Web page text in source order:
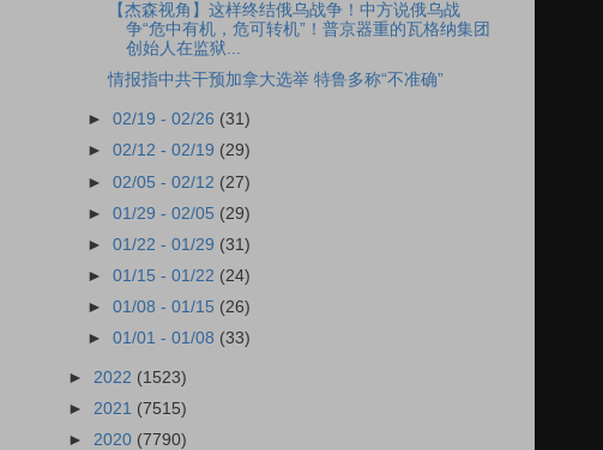
【杰森视角】这样终结俄乌战争！中方说俄乌战
争“危中有机，危可转机”！普京器重的瓦格纳集团
创始人在监狱...
情报指中共干预加拿大选举 特鲁多称“不准确”
►02/19 - 02/26 (31)
►02/12 - 02/19 (29)
►02/05 - 02/12 (27)
►01/29 - 02/05 (29)
►01/22 - 01/29 (31)
►01/15 - 01/22 (24)
►01/08 - 01/15 (26)
►01/01 - 01/08 (33)
► 2022 (1523)
► 2021 (7515)
► 2020 (7790)